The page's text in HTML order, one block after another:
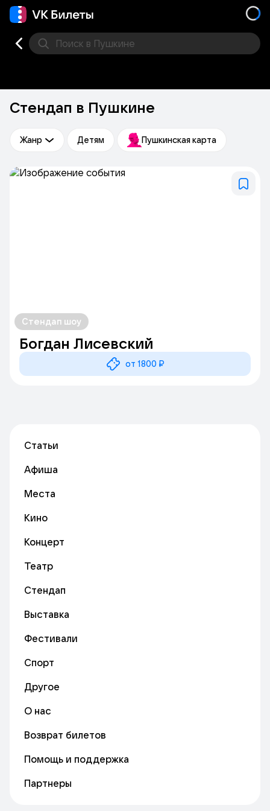
Поиск в Пушкине
Стендап в Пушкине
Жанр Детям Пушкинская карта
Стендап шоу
Богдан Лисевский
от 1800 ₽
Статьи
Афиша
Места
Кино
Концерт
Театр
Стендап
Выставка
Фестивали
Спорт
Другое
О нас
Возврат билетов
Помощь и поддержка
Партнеры